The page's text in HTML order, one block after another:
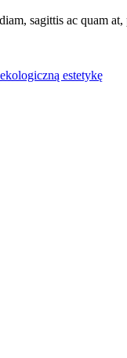
sagittis ac quam at,